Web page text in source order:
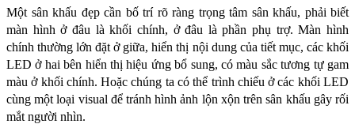
Một sân khấu đẹp cần bố trí rõ ràng trọng tâm sân khấu, phải biết
màn hình ở đâu là khối chính, ở đâu là phần phụ trợ. Màn hình
chính thường lớn đặt ở giữa, hiển thị nội dung của tiết mục, các khối
LED ở hai bên hiển thị hiệu ứng bổ sung, có màu sắc tương tự gam
màu ở khối chính. Hoặc chúng ta có thể trình chiếu ở các khối LED
cùng một loại visual để tránh hình ảnh lộn xộn trên sân khấu gây rối
mắt người nhìn.